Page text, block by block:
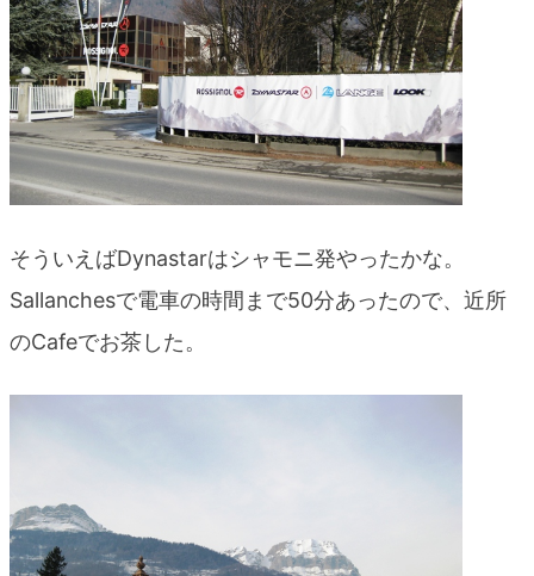
そういえばDynastarはシャモニ発やったかな。
Sallanchesで電車の時間まで50分あったので、近所
のCafeでお茶した。